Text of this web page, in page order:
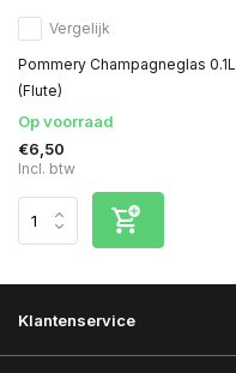
Vergelijk
Pommery Champagneglas 0.1L
(Flute)
Op voorraad
€6,50
Incl. btw
Klantenservice